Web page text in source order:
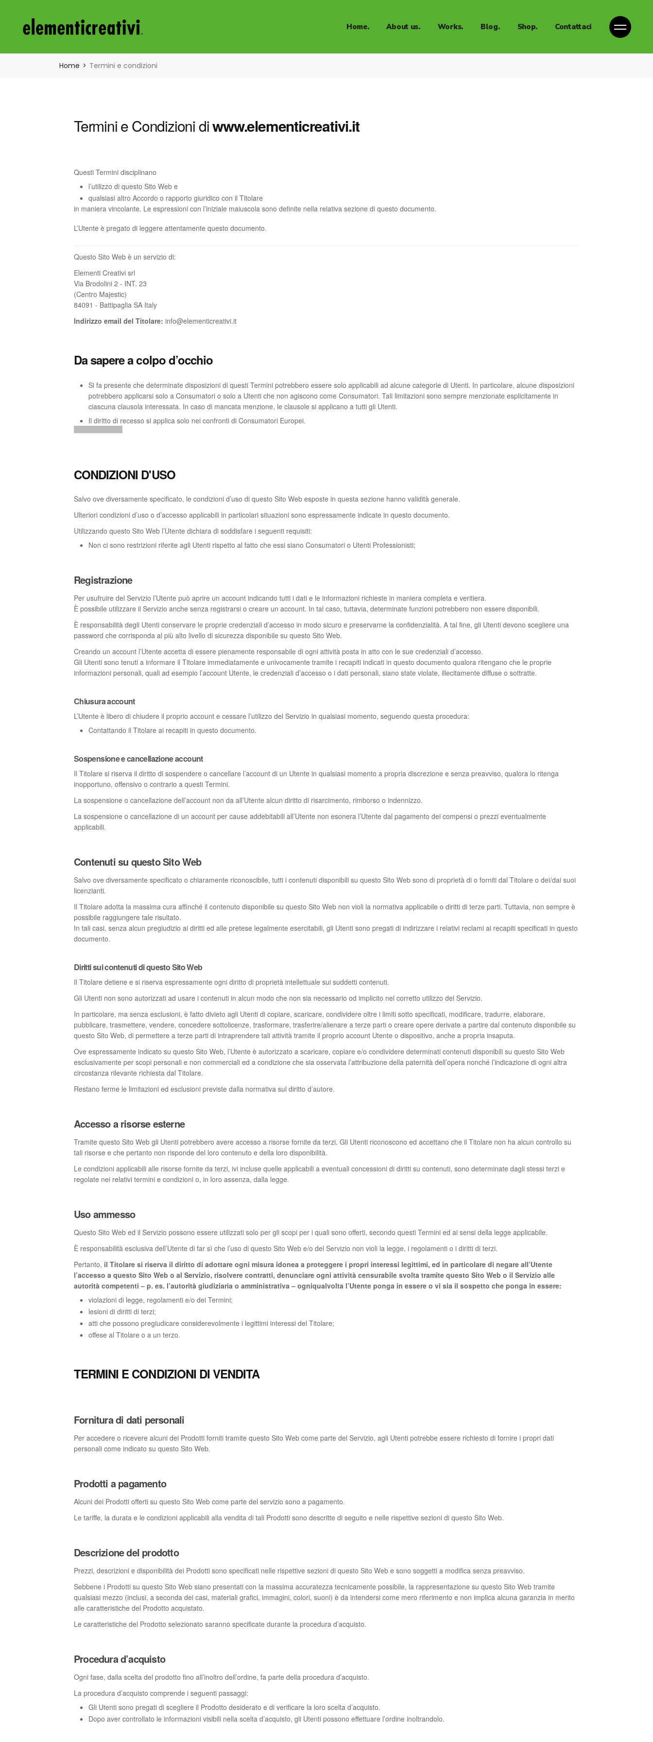
Home. About us. Works. Blog. Shop. Contattaci
Home Termini e condizioni
Termini e Condizioni diwww.elementicreativi.it
Questi Termini disciplinano
l’utilizzo di questo Sito Web e
qualsiasi altro Accordo o rapporto giuridico con il Titolare
in maniera vincolante. Le espressioni con l’iniziale maiuscola sono definite nella relativa sezione di questo documento.
L’Utente è pregato di leggere attentamente questo documento.
Questo Sito Web è un servizio di:
Elementi Creativi srl
Via Brodolini 2 - INT. 23
(Centro Majestic)
84091 - Battipaglia SA Italy
Indirizzo email del Titolare: info@elementicreativi.it
Da sapere a colpo d’occhio
Si fa presente che determinate disposizioni di questi Termini potrebbero essere solo applicabili ad alcune categorie di Utenti. In particolare, alcune disposizioni
potrebbero applicarsi solo a Consumatori o solo a Utenti che non agiscono come Consumatori. Tali limitazioni sono sempre menzionate esplicitamente in
ciascuna clausola interessata. In caso di mancata menzione, le clausole si applicano a tutti gli Utenti.
Il diritto di recesso si applica solo nei confronti di Consumatori Europei.
CONDIZIONI D'USO
Salvo ove diversamente specificato, le condizioni d’uso di questo Sito Web esposte in questa sezione hanno validità generale.
Ulteriori condizioni d’uso o d’accesso applicabili in particolari situazioni sono espressamente indicate in questo documento.
Utilizzando questo Sito Web l’Utente dichiara di soddisfare i seguenti requisiti:
Non ci sono restrizioni riferite agli Utenti rispetto al fatto che essi siano Consumatori o Utenti Professionisti;
Registrazione
Per usufruire del Servizio l’Utente può aprire un account indicando tutti i dati e le informazioni richieste in maniera completa e veritiera.
È possibile utilizzare il Servizio anche senza registrarsi o creare un account. In tal caso, tuttavia, determinate funzioni potrebbero non essere disponibili.
È responsabilità degli Utenti conservare le proprie credenziali d’accesso in modo sicuro e preservarne la confidenzialità. A tal fine, gli Utenti devono scegliere una
password che corrisponda al più alto livello di sicurezza disponibile su questo Sito Web.
Creando un account l’Utente accetta di essere pienamente responsabile di ogni attività posta in atto con le sue credenziali d’accesso.
Gli Utenti sono tenuti a informare il Titolare immediatamente e univocamente tramite i recapiti indicati in questo documento qualora ritengano che le proprie
informazioni personali, quali ad esempio l’account Utente, le credenziali d’accesso o i dati personali, siano state violate, illecitamente diffuse o sottratte.
Chiusura account
L’Utente è libero di chiudere il proprio account e cessare l’utilizzo del Servizio in qualsiasi momento, seguendo questa procedura:
Contattando il Titolare ai recapiti in questo documento.
Sospensione e cancellazione account
Il Titolare si riserva il diritto di sospendere o cancellare l’account di un Utente in qualsiasi momento a propria discrezione e senza preavviso, qualora lo ritenga
inopportuno, offensivo o contrario a questi Termini.
La sospensione o cancellazione dell’account non da all’Utente alcun diritto di risarcimento, rimborso o indennizzo.
La sospensione o cancellazione di un account per cause addebitabili all’Utente non esonera l’Utente dal pagamento dei compensi o prezzi eventualmente
applicabili.
Contenuti su questo Sito Web
Salvo ove diversamente specificato o chiaramente riconoscibile, tutti i contenuti disponibili su questo Sito Web sono di proprietà di o forniti dal Titolare o dei/dai suoi
licenzianti.
Il Titolare adotta la massima cura affinché il contenuto disponibile su questo Sito Web non violi la normativa applicabile o diritti di terze parti. Tuttavia, non sempre è
possibile raggiungere tale risultato.
In tali casi, senza alcun pregiudizio ai diritti ed alle pretese legalmente esercitabili, gli Utenti sono pregati di indirizzare i relativi reclami ai recapiti specificati in questo
documento.
Diritti sui contenuti di questo Sito Web
Il Titolare detiene e si riserva espressamente ogni diritto di proprietà intellettuale sui suddetti contenuti.
Gli Utenti non sono autorizzati ad usare i contenuti in alcun modo che non sia necessario od implicito nel corretto utilizzo del Servizio.
In particolare, ma senza esclusioni, è fatto divieto agli Utenti di copiare, scaricare, condividere oltre i limiti sotto specificati, modificare, tradurre, elaborare,
pubblicare, trasmettere, vendere, concedere sottolicenze, trasformare, trasferire/alienare a terze parti o creare opere derivate a partire dal contenuto disponibile su
questo Sito Web, di permettere a terze parti di intraprendere tali attività tramite il proprio account Utente o dispositivo, anche a propria insaputa.
Ove espressamente indicato su questo Sito Web, l’Utente è autorizzato a scaricare, copiare e/o condividere determinati contenuti disponibili su questo Sito Web
esclusivamente per scopi personali e non commerciali ed a condizione che sia osservata l’attribuzione della paternità dell’opera nonché l’indicazione di ogni altra
circostanza rilevante richiesta dal Titolare.
Restano ferme le limitazioni ed esclusioni previste dalla normativa sul diritto d’autore.
Accesso a risorse esterne
Tramite questo Sito Web gli Utenti potrebbero avere accesso a risorse fornite da terzi. Gli Utenti riconoscono ed accettano che il Titolare non ha alcun controllo su
tali risorse e che pertanto non risponde del loro contenuto e della loro disponibilità.
Le condizioni applicabili alle risorse fornite da terzi, ivi incluse quelle applicabili a eventuali concessioni di diritti su contenuti, sono determinate dagli stessi terzi e
regolate nei relativi termini e condizioni o, in loro assenza, dalla legge.
Uso ammesso
Questo Sito Web ed il Servizio possono essere utilizzati solo per gli scopi per i quali sono offerti, secondo questi Termini ed ai sensi della legge applicabile.
È responsabilità esclusiva dell’Utente di far sì che l’uso di questo Sito Web e/o del Servizio non violi la legge, i regolamenti o i diritti di terzi.
Pertanto, il Titolare si riserva il diritto di adottare ogni misura idonea a proteggere i propri interessi legittimi, ed in particolare di negare all’Utente
l’accesso a questo Sito Web o al Servizio, risolvere contratti, denunciare ogni attività censurabile svolta tramite questo Sito Web o il Servizio alle
autorità competenti – p. es. l’autorità giudiziaria o amministrativa – ogniqualvolta l’Utente ponga in essere o vi sia il sospetto che ponga in essere:
violazioni di legge, regolamenti e/o dei Termini;
lesioni di diritti di terzi;
atti che possono pregiudicare considerevolmente i legittimi interessi del Titolare;
offese al Titolare o a un terzo.
TERMINI E CONDIZIONI DI VENDITA
Fornitura di dati personali
Per accedere o ricevere alcuni dei Prodotti forniti tramite questo Sito Web come parte del Servizio, agli Utenti potrebbe essere richiesto di fornire i propri dati
personali come indicato su questo Sito Web.
Prodotti a pagamento
Alcuni dei Prodotti offerti su questo Sito Web come parte del servizio sono a pagamento.
Le tariffe, la durata e le condizioni applicabili alla vendita di tali Prodotti sono descritte di seguito e nelle rispettive sezioni di questo Sito Web.
Descrizione del prodotto
Prezzi, descrizioni e disponibilità dei Prodotti sono specificati nelle rispettive sezioni di questo Sito Web e sono soggetti a modifica senza preavviso.
Sebbene i Prodotti su questo Sito Web siano presentati con la massima accuratezza tecnicamente possibile, la rappresentazione su questo Sito Web tramite
qualsiasi mezzo (inclusi, a seconda dei casi, materiali grafici, immagini, colori, suoni) è da intendersi come mero riferimento e non implica alcuna garanzia in merito
alle caratteristiche del Prodotto acquistato.
Le caratteristiche del Prodotto selezionato saranno specificate durante la procedura d’acquisto.
Procedura d’acquisto
Ogni fase, dalla scelta del prodotto fino all’inoltro dell’ordine, fa parte della procedura d’acquisto.
La procedura d’acquisto comprende i seguenti passaggi:
Gli Utenti sono pregati di scegliere il Prodotto desiderato e di verificare la loro scelta d’acquisto.
Dopo aver controllato le informazioni visibili nella scelta d’acquisto, gli Utenti possono effettuare l’ordine inoltrandolo.